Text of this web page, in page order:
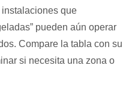
que
pueden aún operar
Compare la tabla con su
si necesita una zona o